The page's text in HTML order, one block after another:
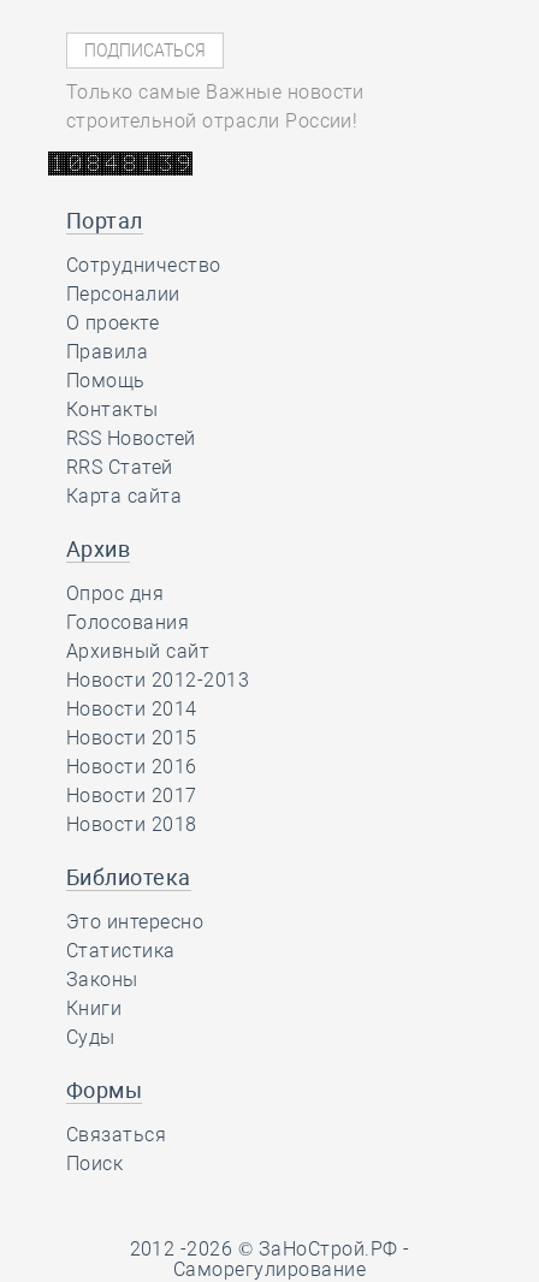
Только самые Важные новости
строительной отрасли России!
Портал
Сотрудничество
Персоналии
О проекте
Правила
Помощь
Контакты
RSS Новостей
RRS Статей
Карта сайта
Архив
Опрос дня
Голосования
Архивный сайт
Новости 2012-2013
Новости 2014
Новости 2015
Новости 2016
Новости 2017
Новости 2018
Библиотека
Это интересно
Статистика
Законы
Книги
Суды
Формы
Связаться
Поиск
2012 -2026 © ЗаНоСтрой.РФ -
Саморегулирование